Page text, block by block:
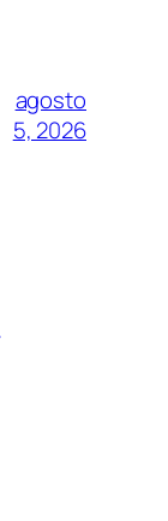
agosto
5, 2026